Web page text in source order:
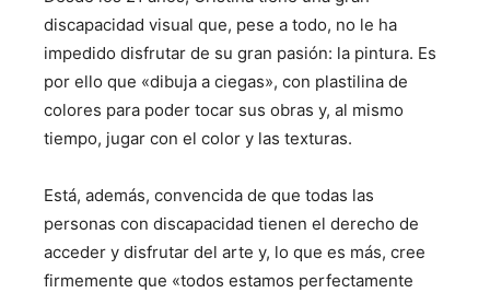
discapacidad visual que, pese a todo, no le ha
impedido disfrutar de su gran pasión: la pintura. Es
por ello que «dibuja a ciegas», con plastilina de
colores para poder tocar sus obras y, al mismo
tiempo, jugar con el color y las texturas.
Está, además, convencida de que todas las
personas con discapacidad tienen el derecho de
acceder y disfrutar del arte y, lo que es más, cree
firmemente que «todos estamos perfectamente